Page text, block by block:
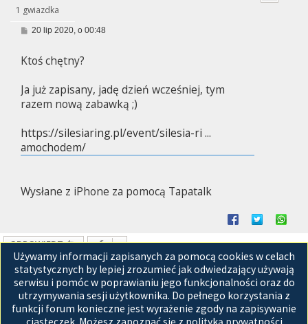
1 gwiazdka
P
t
20 lip 2020, o 00:48
Ktoś chętny?
Ja już zapisany, jadę dzień wcześniej, tym
razem nową zabawką ;)
https://silesiaring.pl/event/silesia-ri ...
amochodem/
Wysłane z iPhone za pomocą Tapatalk
ODPOWIEDZ
Posty: 1 • Strona 1z1
Przejdź do
Używamy informacji zapisanych za pomocą cookies w celach
statystycznych by lepiej zrozumieć jak odwiedzający używają
serwisu i pomóc w poprawianiu jego funkcjonalności oraz do
utrzymywania sesji użytkownika. Do pełnego korzystania z
funkcji forum konieczne jest wyrażenie zgody na zapisywanie
Strona główna